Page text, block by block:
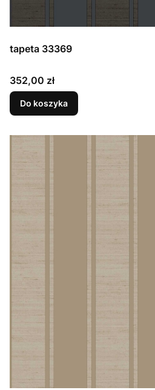
tapeta 33369
Cena
352,00 zł
Do koszyka